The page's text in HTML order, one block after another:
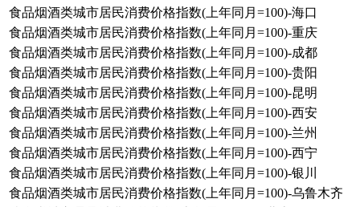
食品烟酒类城市居民消费价格指数(上年同月=100)-海口
食品烟酒类城市居民消费价格指数(上年同月=100)-重庆
食品烟酒类城市居民消费价格指数(上年同月=100)-成都
食品烟酒类城市居民消费价格指数(上年同月=100)-贵阳
食品烟酒类城市居民消费价格指数(上年同月=100)-昆明
食品烟酒类城市居民消费价格指数(上年同月=100)-西安
食品烟酒类城市居民消费价格指数(上年同月=100)-兰州
食品烟酒类城市居民消费价格指数(上年同月=100)-西宁
食品烟酒类城市居民消费价格指数(上年同月=100)-银川
食品烟酒类城市居民消费价格指数(上年同月=100)-乌鲁木齐